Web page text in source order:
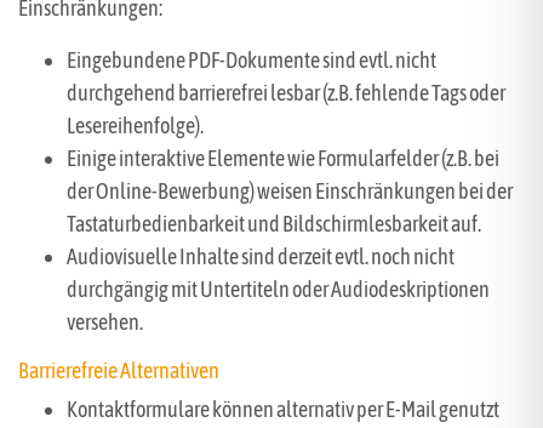
Einschränkungen:
Eingebundene PDF-Dokumente sind evtl. nicht
durchgehend barrierefrei lesbar (z.B. fehlende Tags oder
Lesereihenfolge).
Einige interaktive Elemente wie Formularfelder (z.B. bei
der Online-Bewerbung) weisen Einschränkungen bei der
Tastaturbedienbarkeit und Bildschirmlesbarkeit auf.
Audiovisuelle Inhalte sind derzeit evtl. noch nicht
durchgängig mit Untertiteln oder Audiodeskriptionen
versehen.
Barrierefreie Alternativen
Kontaktformulare können alternativ per E-Mail genutzt